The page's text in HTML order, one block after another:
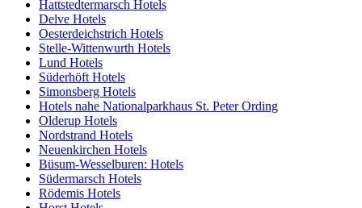
Hattstedtermarsch Hotels
Delve Hotels
Oesterdeichstrich Hotels
Stelle-Wittenwurth Hotels
Lund Hotels
Süderhöft Hotels
Simonsberg Hotels
Hotels nahe Nationalparkhaus St. Peter Ording
Olderup Hotels
Nordstrand Hotels
Neuenkirchen Hotels
Büsum-Wesselburen: Hotels
Südermarsch Hotels
Rödemis Hotels